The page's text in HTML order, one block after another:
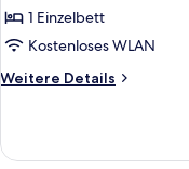
1 Einzelbett
Kostenloses WLAN
Weitere Details
Weitere